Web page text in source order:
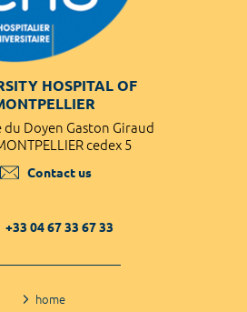
HOSPITAL OF
du Doyen Gaston Giraud
cedex 5
Contact us
+33 04 67 33 67 33
home